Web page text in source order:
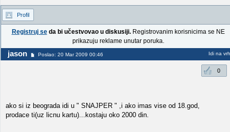
Profil
Registruj seda bi učestvovao u diskusiji.Registrovanim korisnicima se NE
prikazuju reklame unutar poruka.
jason Poslao: 20 Mar 2009 00:46 Idi na vrh
0
ako si iz beograda idi u " SNAJPER " ,i ako imas vise od 18.god,
prodace ti(uz licnu kartu)...kostaju oko 2000 din.